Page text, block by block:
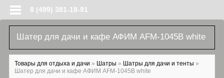
8 (499) 381-18-91
Шатер для дачи и кафе АФИМ AFM-1045B white
Вы здесь
Товары для отдыха и дачи » Шатры » Шатры для дачи и тенты »
Шатер для дачи и кафе АФИМ AFM-1045B white